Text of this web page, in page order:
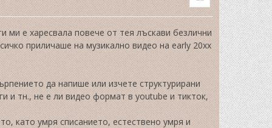
ми е харесвала повече от тея лъскави безлични
приличаше на музикално видео на early 20xx
да напише или изчете структурирани
и тн., не е ли видео формат в youtube и тикток,
като умря списанието, естествено умря и